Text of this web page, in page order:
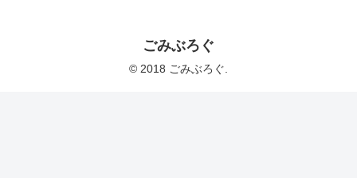
ごみぶろぐ
© 2018 ごみぶろぐ.